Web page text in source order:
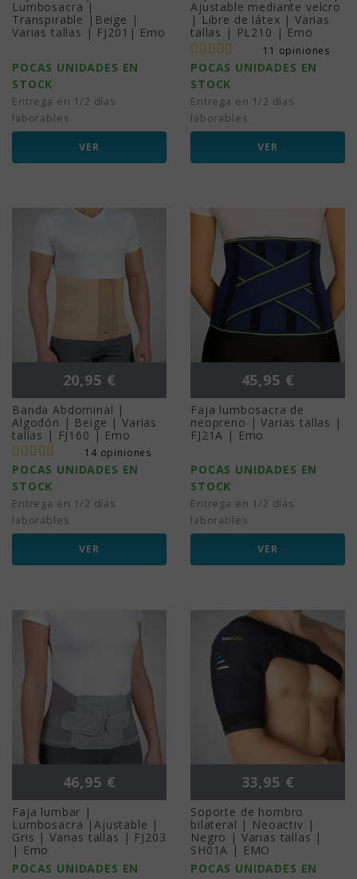
Lumbosacra |
Transpirable |Beige |
Varias tallas | FJ201| Emo
POCAS UNIDADES EN
STOCK
Entrega en 1/2 días
laborables
VER
Ajustable mediante velcro
| Libre de látex | Varias
tallas | PL210 | Emo
11 opiniones
POCAS UNIDADES EN
STOCK
Entrega en 1/2 días
laborables
VER
Precio
20,95 €
Banda Abdominal |
Algodón | Beige | Varias
tallas | FJ160 | Emo
14 opiniones
POCAS UNIDADES EN
STOCK
Entrega en 1/2 días
laborables
VER
Precio
45,95 €
Faja lumbosacra de
neopreno | Varias tallas |
FJ21A | Emo
POCAS UNIDADES EN
STOCK
Entrega en 1/2 días
laborables
VER
Precio
46,95 €
Faja lumbar |
Lumbosacra |Ajustable |
Gris | Varias tallas | FJ203
| Emo
POCAS UNIDADES EN
Precio
33,95 €
Soporte de hombro
bilateral | Neoactiv |
Negro | Varias tallas |
SH01A | EMO
POCAS UNIDADES EN